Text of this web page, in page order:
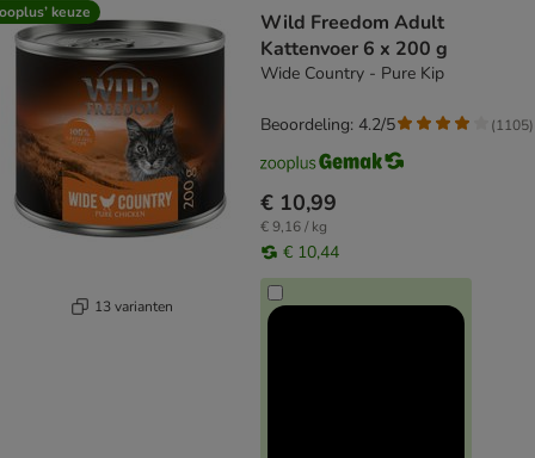
keuze
13 varianten
Wild Freedom Adult
Kattenvoer 6 x 200 g
Wide Country - Pure Kip
€ 10,99
€ 9,16 / kg
€ 10,44
Beoordeling: 4.2/5 (1105)